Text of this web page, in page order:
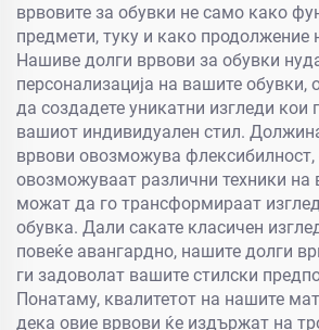
врвовите за обувки не само како
предмети, туку и како продолжение
Нашиве долги врвови за обувки
персонализација на вашите обувки,
да создадете уникатни изгледи кои
вашиот индивидуален стил.
врвови овозможува флексибилност,
овозможуваат различни техники на
можат да го трансформираат
обувка. Дали сакате класичен
повеќе авангардно, нашите долги
ги задоволат вашите стилски
Понатаму, квалитетот на нашите
дека овие врвови ќе издържат на